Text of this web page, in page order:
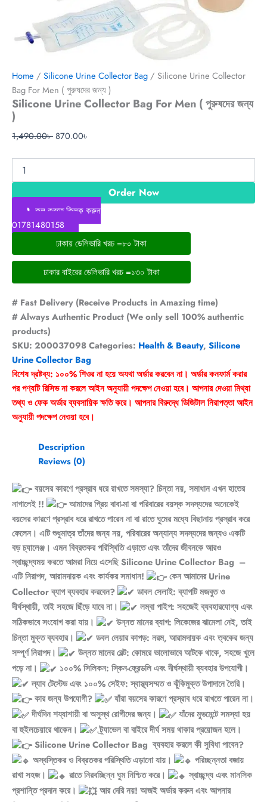
Home / Silicone Urine Collector Bag / Silicone Urine Collector
Bag For Men ( পুরুষদের জন্য )
Silicone Urine Collector Bag For Men ( পুরুষদের জন্য
)
1,490.00৳870.00৳
Order Now
📞কল করতে ক্লিক করুন
01781480158
ঢাকায় ডেলিভারি খরচ =৮০ টাকা
ঢাকার বাইরের ডেলিভারি খরচ =১৩০ টাকা
# Fast Delivery (Receive Products in Amazing time)
# Always Authentic Product (We only sell 100% authentic
products)
SKU: 200037098Categories: Health & Beauty, Silicone
Urine Collector Bag
বিশেষ দ্রষ্টব্য: ১০০% শিওর না হয়ে অযথা অর্ডার করবেন না। অর্ডার কনফার্ম করার
পর পণ্যটি রিসিভ না করলে আইন অনুযায়ী পদক্ষেপ নেওয়া হবে। আপনার দেওয়া মিথ্যা
তথ্য ও ফেক অর্ডার ব্যবসায়িক ক্ষতি করে। আপনার বিরুদ্ধে ডিজিটাল নিরাপত্তা আইন
অনুযায়ী পদক্ষেপ নেওয়া হবে।
Description
Reviews (0)
বয়সের কারণে প্রস্রাব ধরে রাখতে সমস্যা? চিন্তা নয়, সমাধান এখন হাতের
নাগালেই !!
আমাদের প্রিয় বাবা-মা বা পরিবারের বয়স্ক সদস্যদের অনেকেই
বয়সের কারণে প্রস্রাব ধরে রাখতে পারেন না বা রাতে ঘুমের মধ্যে বিছানায় প্রস্রাব করে
ফেলেন। এটি শুধুমাত্র তাঁদের জন্য নয়, পরিবারের অন্যান্য সদস্যদের জন্যও একটি
বড় চ্যালেঞ্জ। এমন বিব্রতকর পরিস্থিতি এড়াতে এবং তাঁদের জীবনকে আরও
স্বাচ্ছন্দ্যময় করতে আমরা নিয়ে এসেছি Silicone Urine Collector Bag –
এটি নিরাপদ, আরামদায়ক এবং কার্যকর সমাধান!
কেন আমাদের Urine
Collector ব্যাগ ব্যবহার করবেন?
ডাবল সেলাই: ব্যাগটি মজবুত ও
দীর্ঘস্থায়ী, তাই সহজে ছিঁড়ে যাবে না।
লম্বা পাইপ: সহজেই ব্যবহারযোগ্য এবং
সঠিকভাবে সংযোগ করা যায়।
উন্নত মানের ব্যাগ: লিকেজের ঝামেলা নেই, তাই
চিন্তা মুক্ত ব্যবহার।
ডবল লেয়ার কাপড়: নরম, আরামদায়ক এবং ত্বকের জন্য
সম্পূর্ণ নিরাপদ।
উন্নত মানের বেল্ট: কোমরে ভালোভাবে আটকে থাকে, সহজে খুলে
পড়ে না।
১০০% সিলিকন: স্কিন-ফ্রেন্ডলি এবং দীর্ঘস্থায়ী ব্যবহার উপযোগী।
ল্যাব টেস্টেড এবং ১০০% সেইফ: স্বাস্থ্যসম্মত ও ঝুঁকিমুক্ত উপাদানে তৈরি।
কার জন্য উপযোগী?
যাঁরা বয়সের কারণে প্রস্রাব ধরে রাখতে পারেন না।
দীর্ঘদিন শয্যাশায়ী বা অসুস্থ রোগীদের জন্য।
যাঁদের মুভমেন্টে সমস্যা হয়
বা হুইলচেয়ারে থাকেন।
ট্র্যাভেল বা বাইরে দীর্ঘ সময় থাকার প্রয়োজন হলে।
Silicone Urine Collector Bag ব্যবহার করলে কী সুবিধা পাবেন?
অস্বস্তিকর ও বিব্রতকর পরিস্থিতি এড়ানো যায়।
পরিচ্ছন্নতা বজায়
রাখা সহজ।
রাতে নিরবচ্ছিন্ন ঘুম নিশ্চিত করে।
স্বাচ্ছন্দ্য এবং মানসিক
প্রশান্তি প্রদান করে।
আর দেরি নয়! আজই অর্ডার করুন এবং আপনার